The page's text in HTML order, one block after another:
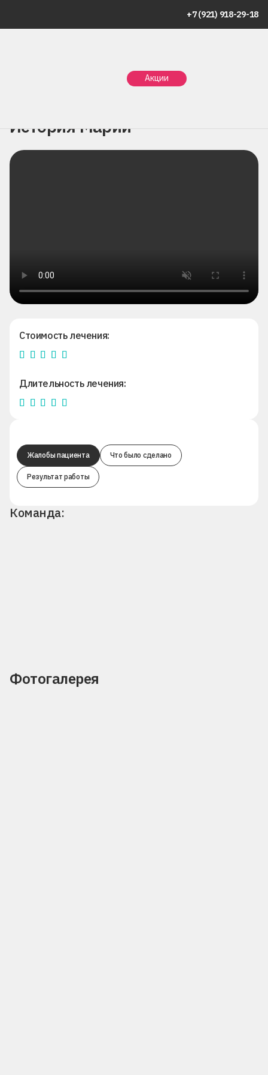
+7 (921) 918-29-18
Акции
Портфолио. Истории пациентов
История Марии
Жалобы пациента Что было сделано
Результат работы
Стоимость лечения:
Длительность лечения:
Команда:
Фотогалерея